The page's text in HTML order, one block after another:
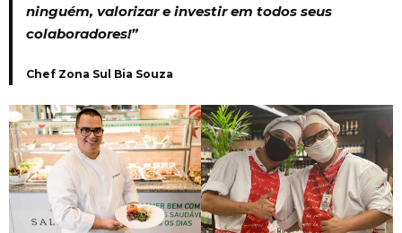
ninguém, valorizar e investir em todos seus
colaboradores!”
Chef Zona Sul Bia Souza